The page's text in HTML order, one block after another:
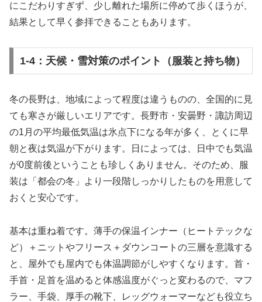
にこだわりすぎず、少し離れた場所に停めて歩くほうが、
結果として早く参拝できることもあります。
1-4：天候・雪対策のポイント（服装と持ち物）
冬の長野は、地域によって程度は違うものの、全国的に見
ても寒さが厳しいエリアです。長野市・安曇野・諏訪周辺
の1月の平均最低気温は氷点下になる年が多く、とくに早
朝と夜は気温が下がります。日によっては、日中でも気温
が0度前後ということも珍しくありません。そのため、服
装は「都会の冬」より一段階しっかりしたものを用意して
おくと安心です。
基本は重ね着です。薄手の保温インナー（ヒートテックな
ど）＋ニットやフリース＋ダウンコートの三層を意識する
と、屋外でも屋内でも体温調節がしやすくなります。首・
手首・足首を温めると体感温度がぐっと変わるので、マフ
ラー、手袋、厚手の靴下、レッグウォーマーなども役立ち